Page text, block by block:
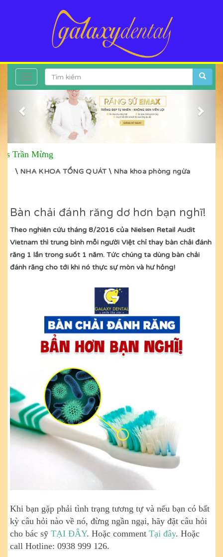
Toggle
navigation
Previous Next
Mừng
\ NHA KHOA TỔNG QUÁT \ Nha khoa phòng ngừa
Bàn chải đánh răng dơ hơn bạn nghĩ!
Theo nghiên cứu tháng 8/2016 của Nielsen Retail Audit
Vietnam thì trung bình mỗi người Việt chỉ thay bàn chải đánh
răng 1 lần trong suốt 1 năm. Tức chúng ta dùng bàn chải
đánh răng cho tới khi nó thực sự mòn và hư hỏng!
Khi bạn gặp phải tình trạng tương tự và nếu bạn có bất
kỳ câu hỏi nào về nó, đừng ngần ngại, hãy đặt câu hỏi
cho bác sỹ TẠI ĐÂY. Hoặc comment Tại đây. Hoặc
call Hotline: 0938 999 126.